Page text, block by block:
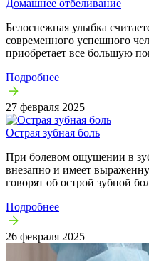
Домашнее отбеливание
Белоснежная улыбка
современного успешного
приобретает все большую
Подробнее
27 февраля 2025
Острая зубная боль
При болевом ощущении в
внезапно и имеет
говорят об острой зубной
Подробнее
26 февраля 2025